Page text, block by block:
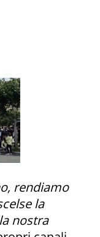
rendiamo
la
nostra